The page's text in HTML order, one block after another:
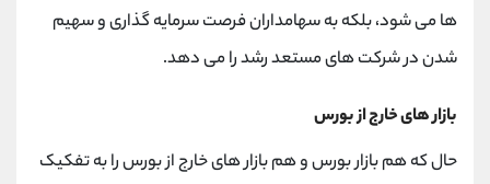
ها می شود، بلکه به سهامداران فرصت سرمایه گذاری و سهیم
شدن در شرکت های مستعد رشد را می دهد.
بازار های خارج از بورس
حال که هم بازار بورس و هم بازار های خارج از بورس را به تفکیک